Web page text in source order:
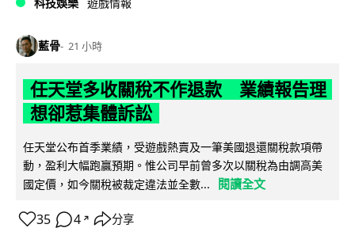
藍骨 21 小時
任天堂多收關稅不作退款 業績報告理
想卻惹集體訴訟
任天堂公布首季業績，受遊戲熱賣及一筆美國退還關稅款項帶
動，盈利大幅跑贏預期。惟公司早前曾多次以關稅為由調高美
國定價，如今關稅被裁定違法並全數...
閱讀全文
35 4 ↗ 分享